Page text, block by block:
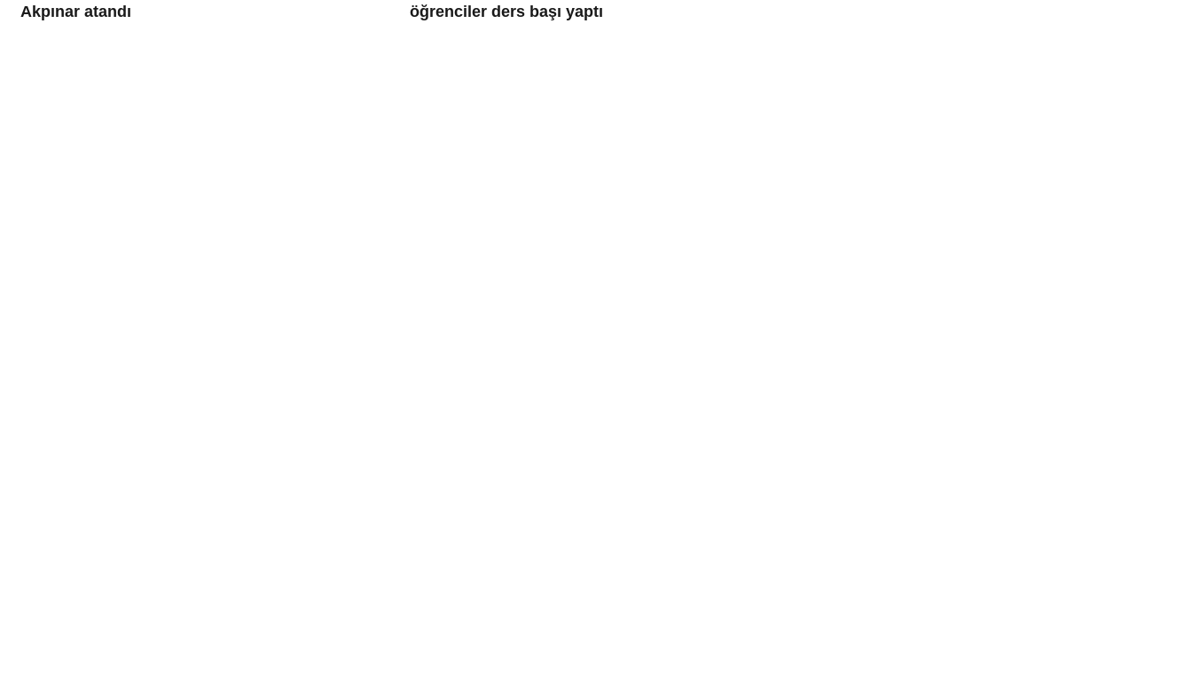
Akpınar atandı
öğrenciler ders başı yaptı